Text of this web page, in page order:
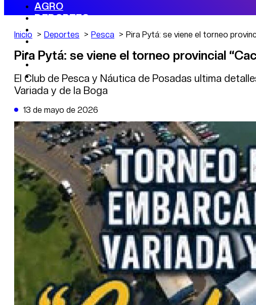
AGRO
DEPORTES
ECONOMÍA
POLÍTICA
CAMBIO CLIMÁTICO
DATA FIRME
DE LA TRIBUNA TV
Inicio Deportes Pesca Pira Pytá: se viene el torneo
Pira Pytá: se viene el torneo provincial
El Club de Pesca y Náutica de Posadas ultima
Variada y de la Boga
13 de mayo de 2026